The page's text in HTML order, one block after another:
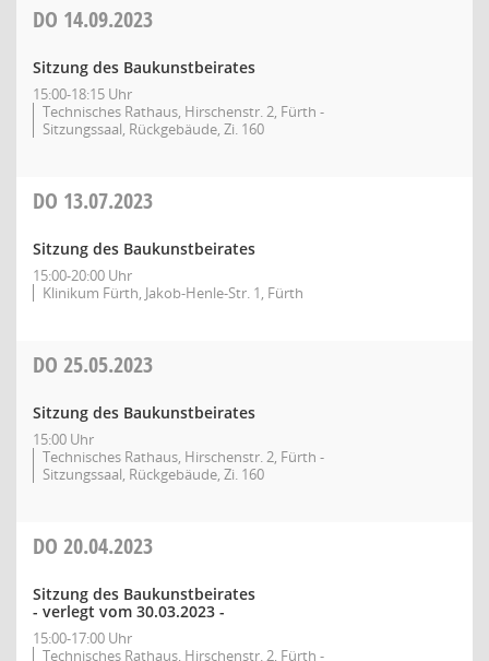
DO 14.09.2023
Sitzung des Baukunstbeirates
15:00-18:15 Uhr
Technisches Rathaus, Hirschenstr. 2, Fürth -
Sitzungssaal, Rückgebäude, Zi. 160
DO 13.07.2023
Sitzung des Baukunstbeirates
15:00-20:00 Uhr
Klinikum Fürth, Jakob-Henle-Str. 1, Fürth
DO 25.05.2023
Sitzung des Baukunstbeirates
15:00 Uhr
Technisches Rathaus, Hirschenstr. 2, Fürth -
Sitzungssaal, Rückgebäude, Zi. 160
DO 20.04.2023
Sitzung des Baukunstbeirates
- verlegt vom 30.03.2023 -
15:00-17:00 Uhr
Technisches Rathaus, Hirschenstr. 2, Fürth -